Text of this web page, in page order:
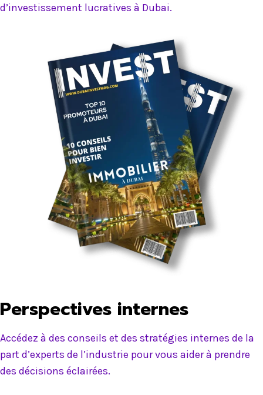
d’investissement lucratives à Dubai.
Perspectives internes
Accédez à des conseils et des stratégies internes de la
part d’experts de l’industrie pour vous aider à prendre
des décisions éclairées.